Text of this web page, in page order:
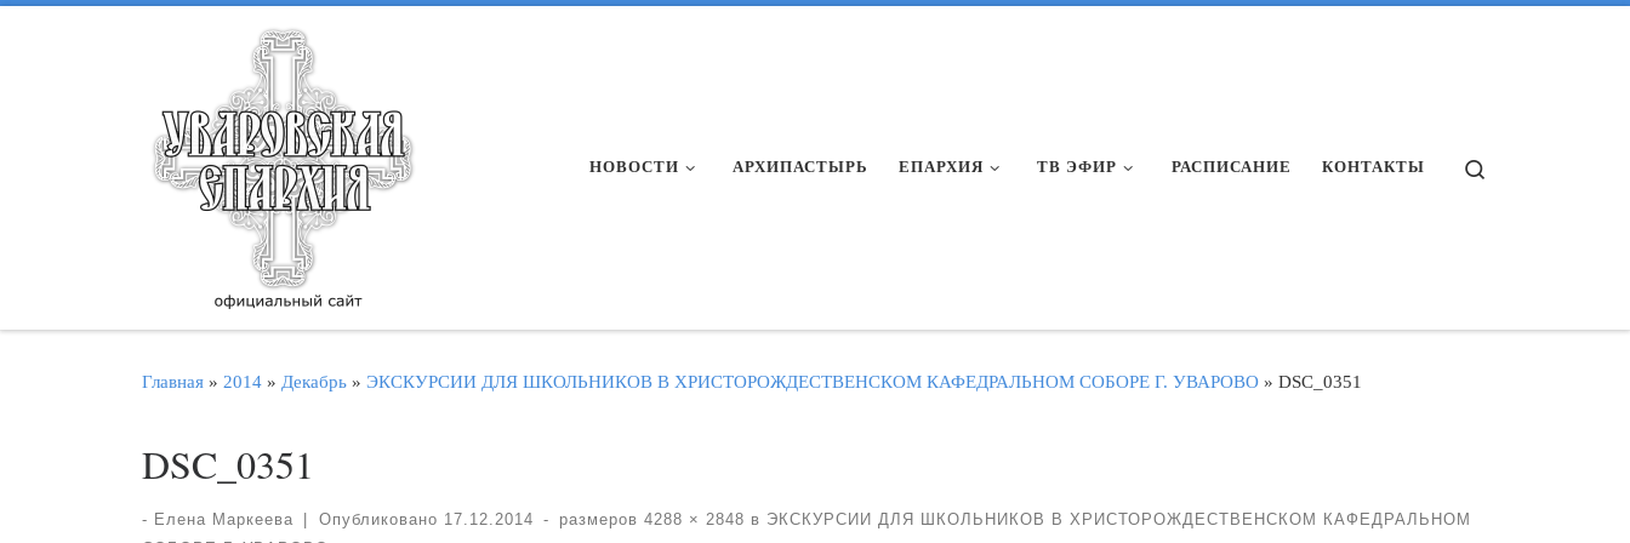
НОВОСТИ АРХИПАСТЫРЬ ЕПАРХИЯ ТВ ЭФИР РАСПИСАНИЕ КОНТАКТЫ
Главная » 2014 » Декабрь » ЭКСКУРСИИ ДЛЯ ШКОЛЬНИКОВ В ХРИСТОРОЖДЕСТВЕНСКОМ КАФЕДРАЛЬНОМ СОБОРЕ Г. УВАРОВО » DSC_0351
DSC_0351
- Елена Маркеева Опубликовано 17.12.2014 - размеров 4288 × 2848 в ЭКСКУРСИИ ДЛЯ ШКОЛЬНИКОВ В ХРИСТОРОЖДЕСТВЕНСКОМ КАФЕДРАЛЬНОМ